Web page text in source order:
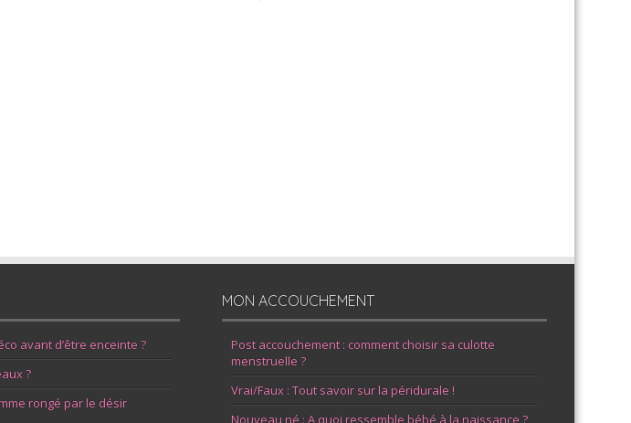
avant d’être enceinte ?
?
rongé par le désir
MON ACCOUCHEMENT
Post accouchement : comment choisir sa culotte
menstruelle ?
Vrai/Faux : Tout savoir sur la péridurale !
Nouveau né : A quoi ressemble bébé à la naissance ?